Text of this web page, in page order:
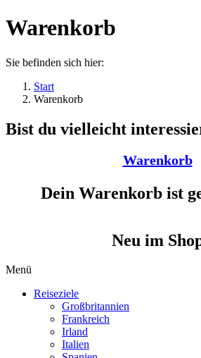
Warenkorb
Sie befinden sich hier:
Start
Warenkorb
Bist du vielleicht
Warenkorb
Dein Warenkorb ist
Neu im
Menü
Reiseziele
Großbritannien
Frankreich
Irland
Italien